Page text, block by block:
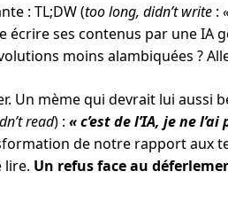
: TL;DW (too long, didn’t write:
écrire ses contenus par une IA
moins alambiquées ?
Un mème qui devrait lui aussi
read) : « c’est de l’IA, je ne l’ai
de notre rapport aux
lire. Un refus face au